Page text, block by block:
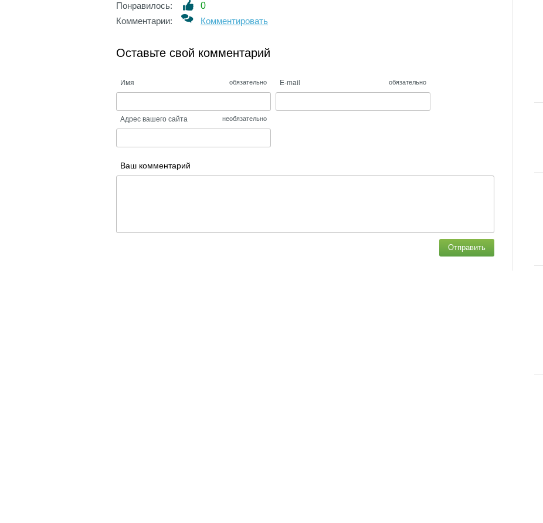
Понравилось:
0
Комментарии:
Комментировать
Оставьте свой комментарий
Имя обязательно E-mail обязательно
Адрес вашего сайта необязательно
Ваш комментарий
Отправить